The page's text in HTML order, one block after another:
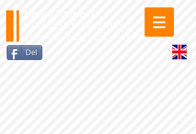
arbeidsliv og selvutvikling
Del